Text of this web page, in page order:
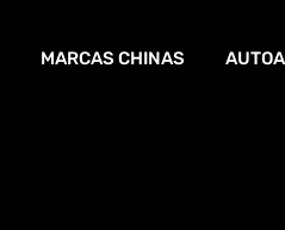
MARCAS CHINAS